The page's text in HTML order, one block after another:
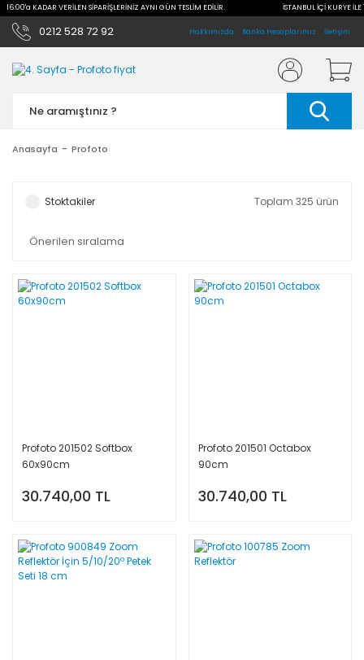
16:00'a KADAR VERİLEN SİPARİŞLERİNİZ AYNI GÜN TESLİM EDİLİR. İSTANBUL İÇİ KURYE
0212 528 72 92 Hakkımızda Banka Hesaplarımız İletişim
Anasayfa Profoto
Stoktakiler Toplam 325 ürün
Profoto 201502 Softbox
60x90cm
30.740,00 TL
Profoto 201501 Octabox
90cm
30.740,00 TL